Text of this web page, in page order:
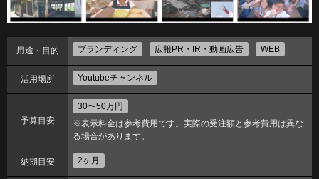
用途・目的 ブランディング 広報PR・IR・動画広告 WEB
活用場所 Youtubeチャンネル
予算目安
30〜50万円
※表示料金は参考費用です。実際の受注額と参考費用は異な
る場合があります。
納期目安 2ヶ月